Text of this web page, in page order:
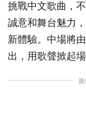
挑戰中文歌曲，
誠意和舞台魅力
新體驗。中場將
出，用歌聲掀起場